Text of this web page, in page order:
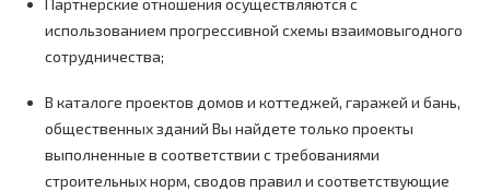
использованием прогрессивной схемы взаимовыгодного
сотрудничества;
В каталоге проектов домов и коттеджей, гаражей и бань,
общественных зданий Вы найдете только проекты
выполненные в соответствии с требованиями
строительных норм, сводов правил и соответствующие